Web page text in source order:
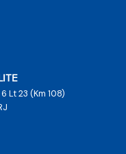
Lt 23 (Km 108)